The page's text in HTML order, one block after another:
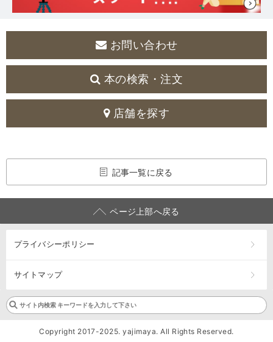
お問い合わせ
本の検索・注文
店舗を探す
記事一覧に戻る
ページ上部へ戻る
プライバシーポリシー
サイトマップ
Copyright 2017-2025. yajimaya. All Rights Reserved.